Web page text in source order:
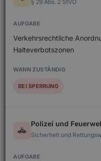
§ 29 Abs. 2 StVO
Verkehrsrechtliche
Halteverbotszonen
BEI SPERRUNG
🚓
Polizei und
Sicherheit und